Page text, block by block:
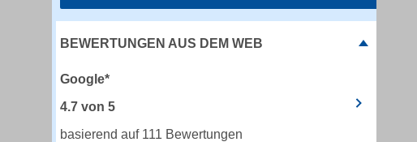
BEWERTUNGEN AUS DEM WEB
Google*
4.7 von 5
basierend auf 111 Bewertungen